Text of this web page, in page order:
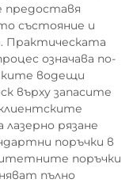
предоставя
състояние и
Практическата
означава по-
водещи
върху запасите
рязане
поръчки в
поръчки
пълно